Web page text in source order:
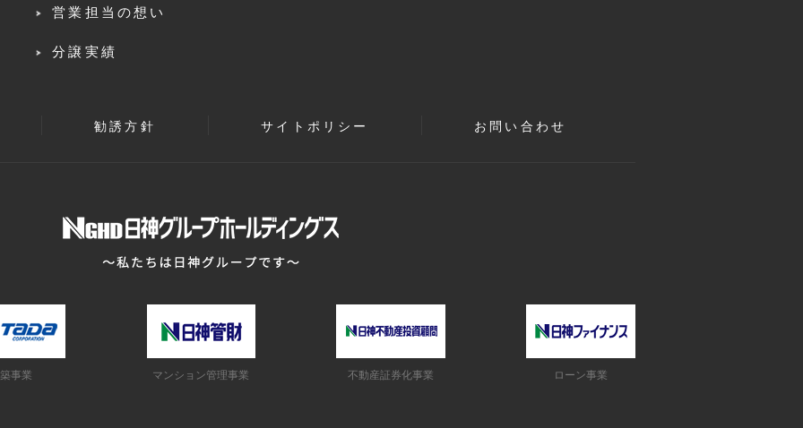
営業担当の想い
分譲実績
勧誘方針 サイトポリシー お問い合わせ
事業 マンション管理事業 不動産証券化事業 ローン事業